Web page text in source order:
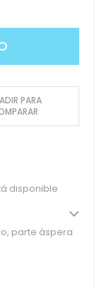
PARA
disponible
parte áspera